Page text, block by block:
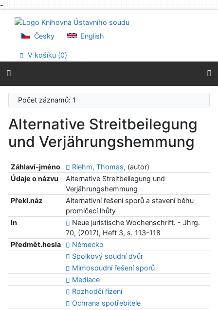
-
Přejít na menu
Prohlášení o webové přístupnosti
Česky English
V košíku (0)
Počet záznamů: 1
Alternative Streitbeilegung
und Verjährungshemmung
Záhlaví-jméno Riehm, Thomas, (autor)
Údaje o názvu
Alternative Streitbeilegung und
Verjährungshemmung
Překl.náz
Alternativní řešení sporů a stavení běhu
promlčecí lhůty
In
Neue juristische Wochenschrift. - Jhrg.
70, (2017), Heft 3, s. 113-118
Předmět.hesla
Německo
Spolkový soudní dvůr
Mimosoudní řešení sporů
Mediace
Rozhodčí řízení
Ochrana spotřebitele